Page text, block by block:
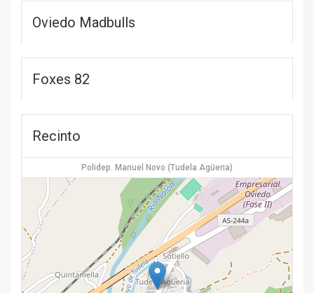
Oviedo Madbulls
Foxes 82
Recinto
Polidep. Manuel Novo (Tudela Agüeria)